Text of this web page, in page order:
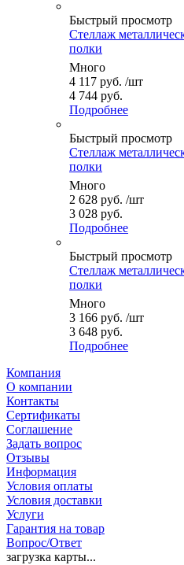
Быстрый просмотр
Стеллаж
полки
Много
4 117 руб. /шт
4 744 руб.
Подробнее
Быстрый просмотр
Стеллаж
полки
Много
2 628 руб. /шт
3 028 руб.
Подробнее
Быстрый просмотр
Стеллаж
полки
Много
3 166 руб. /шт
3 648 руб.
Подробнее
Компания
О компании
Контакты
Сертификаты
Соглашение
Задать вопрос
Отзывы
Информация
Условия оплаты
Условия доставки
Услуги
Гарантия на товар
Вопрос/Ответ
загрузка карты...